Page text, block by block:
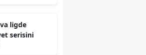
ligde
serisini